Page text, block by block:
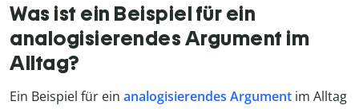
Was ist ein Beispiel für ein
analogisierendes Argument im
Alltag?
Ein Beispiel für ein analogisierendes Argument im Alltag